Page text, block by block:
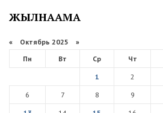
ЖЫЛНААМА
« Октябрь 2025 »
Пн
Вт Ср Чт
1
2
6
7 8 9